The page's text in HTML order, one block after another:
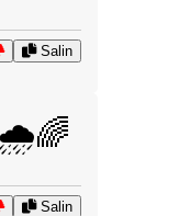
Salin
Salin